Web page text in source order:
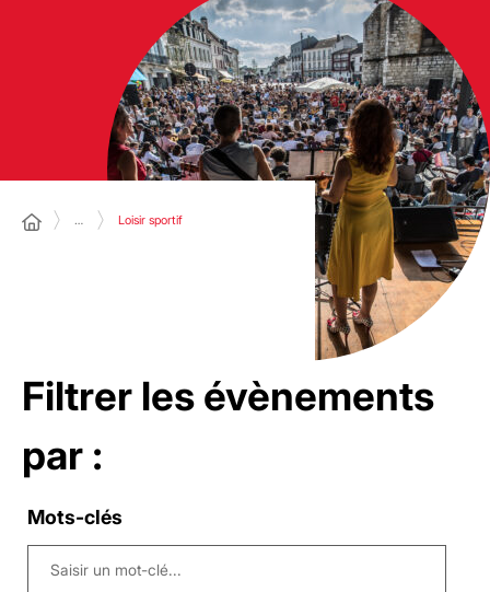
… Loisir sportif
Filtrer les évènements
par :
Mots-clés